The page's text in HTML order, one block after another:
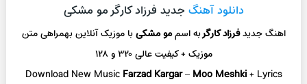
دانلود آهنگ جدید فرزاد کارگر مو مشکی
اهنگ جدیدفرزاد کارگربه اسممو مشکیبا موزیک آنلاینبهمراهی متن
موزیک + کیفیت عالی ۳۲۰ و ۱۲۸
Download New Music Farzad Kargar–Moo Meshki+ Lyrics